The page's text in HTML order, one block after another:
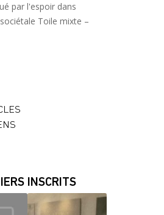
par l'espoir dans
Toile mixte –
INSCRITS